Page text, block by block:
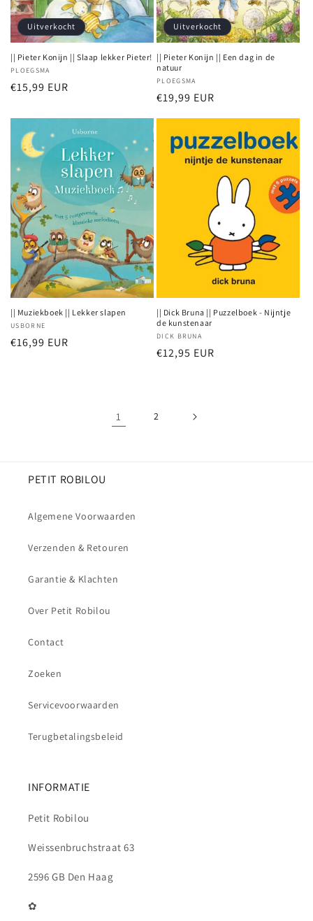
Uitverkocht
|| Pieter Konijn || Slaap lekker Pieter!
Verkoper:
PLOEGSMA
Normale
€15,99 EUR
Uitverkocht
|| Pieter Konijn || Een dag in de
natuur
Verkoper:
PLOEGSMA
Normale
prijs
€19,99 EUR
|| Muziekboek || Lekker slapen
Verkoper:
USBORNE
Normale
€16,99 EUR
|| Dick Bruna || Puzzelboek - Nijntje
de kunstenaar
Verkoper:
DICK BRUNA
Normale
€12,95 EUR
1 2
PETIT ROBILOU
Algemene Voorwaarden
Verzenden & Retouren
Garantie & Klachten
Over Petit Robilou
Contact
Zoeken
Servicevoorwaarden
Terugbetalingsbeleid
INFORMATIE
Petit Robilou
Weissenbruchstraat 63
2596 GB Den Haag
✿